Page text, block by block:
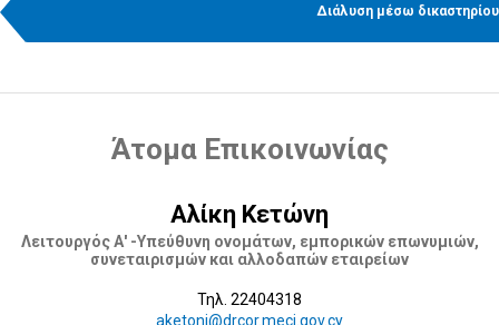
Διάλυση μέσω δικαστηρίου
Άτομα Επικοινωνίας
Αλίκη Κετώνη
Λειτουργός Α' -Υπεύθυνη ονομάτων, εμπορικών επωνυμιών,
συνεταιρισμών και αλλοδαπών εταιρείων
Τηλ. 22404318
aketoni@drcor.meci.gov.cy